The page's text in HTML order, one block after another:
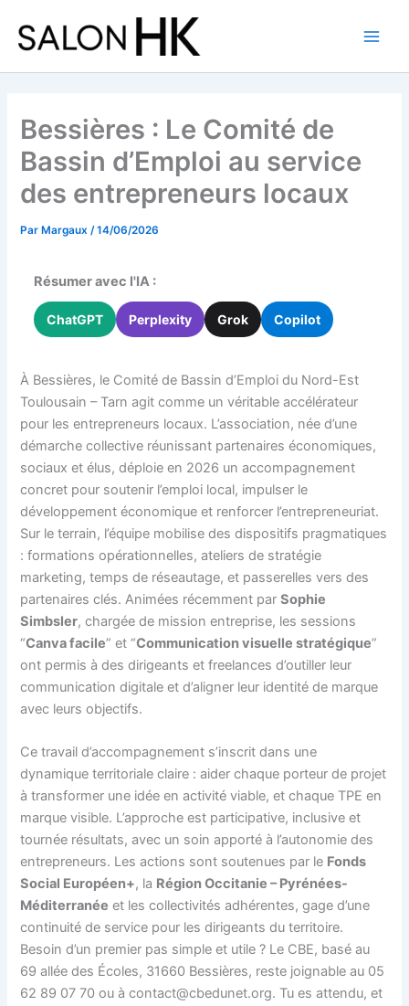
contenu
Bessières : Le Comité de
Bassin d’Emploi au service
des entrepreneurs locaux
ParMargaux /14/06/2026
Résumer avec l'IA :
ChatGPT Perplexity Grok Copilot
À Bessières, le Comité de Bassin d’Emploi du Nord-Est
Toulousain – Tarn agit comme un véritable accélérateur
pour les entrepreneurs locaux. L’association, née d’une
démarche collective réunissant partenaires économiques,
sociaux et élus, déploie en 2026 un accompagnement
concret pour soutenir l’emploi local, impulser le
développement économique et renforcer l’entrepreneuriat.
Sur le terrain, l’équipe mobilise des dispositifs pragmatiques
: formations opérationnelles, ateliers de stratégie
marketing, temps de réseautage, et passerelles vers des
partenaires clés. Animées récemment parSophie
Simbsler, chargée de mission entreprise, les sessions
“Canva facile” et “Communication visuelle stratégique”
ont permis à des dirigeants et freelances d’outiller leur
communication digitale et d’aligner leur identité de marque
avec leurs objectifs.
Ce travail d’accompagnement s’inscrit dans une
dynamique territoriale claire : aider chaque porteur de projet
à transformer une idée en activité viable, et chaque TPE en
marque visible. L’approche est participative, inclusive et
tournée résultats, avec un soin apporté à l’autonomie des
entrepreneurs. Les actions sont soutenues par le Fonds
Social Européen+, la Région Occitanie – Pyrénées-
Méditerranée et les collectivités adhérentes, gage d’une
continuité de service pour les dirigeants du territoire.
Besoin d’un premier pas simple et utile ? Le CBE, basé au
69 allée des Écoles, 31660 Bessières, reste joignable au 05
62 89 07 70 ou à contact@cbedunet.org. Tu es attendu, et